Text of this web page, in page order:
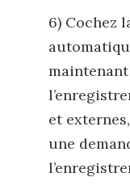
6) Cochez
et
une